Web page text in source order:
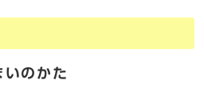
いのかた